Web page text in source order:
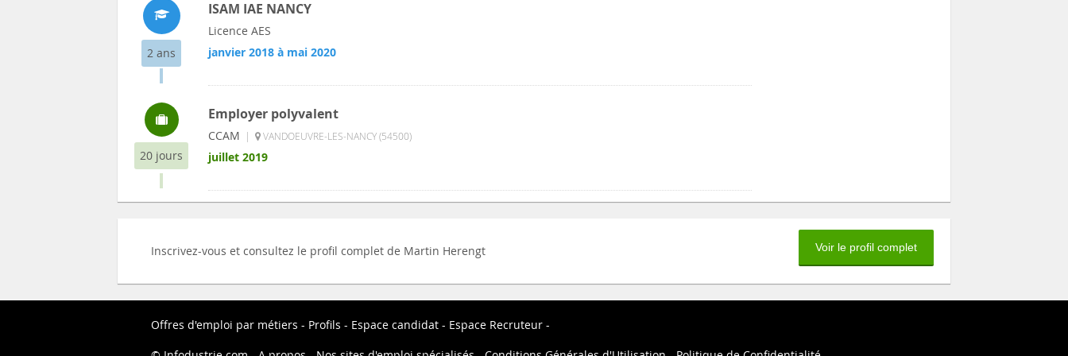
2 ans
ISAM IAE NANCY
Licence AES
janvier 2018 à mai 2020
20 jours
Employer polyvalent
CCAM | VANDOEUVRE-LES-NANCY (54500)
juillet 2019
Inscrivez-vous et consultez le profil complet de Martin Herengt Voir le profil complet
Offres d'emploi par métiers Profils Espace candidat
Espace Recruteur